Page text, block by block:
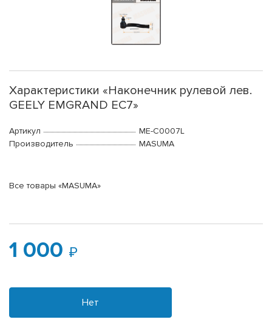
Характеристики «Наконечник рулевой лев.
GEELY EMGRAND EC7»
Артикул
ME-C0007L
Производитель
MASUMA
Все товары «MASUMA»
1 000
Нет